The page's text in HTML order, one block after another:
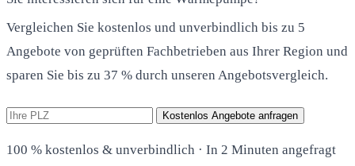
Vergleichen Sie kostenlos und unverbindlich bis zu 5
Angebote von geprüften Fachbetrieben aus Ihrer Region und
sparen Sie bis zu 37 % durch unseren Angebotsvergleich.
Kostenlos Angebote anfragen
100 % kostenlos & unverbindlich · In 2 Minuten angefragt